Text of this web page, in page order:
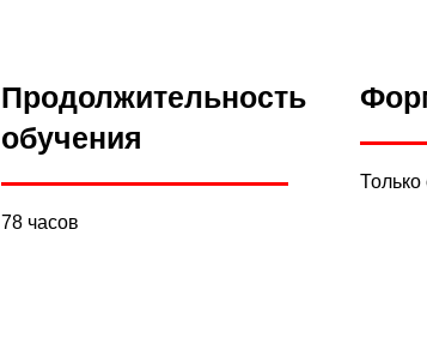
Продолжительность
обучения
78 часов
Только